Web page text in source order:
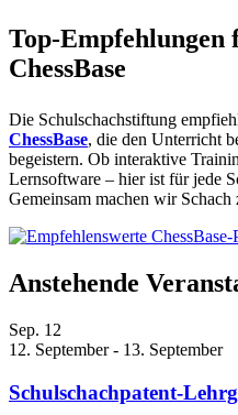
Top-Empfehlungen
ChessBase
Die Schulschachstiftung
ChessBase, die den Unterricht
begeistern. Ob interaktive
Lernsoftware – hier ist für jede
Gemeinsam machen wir
Anstehende
Sep. 12
12. September- 13. September
Schulschachpatent-